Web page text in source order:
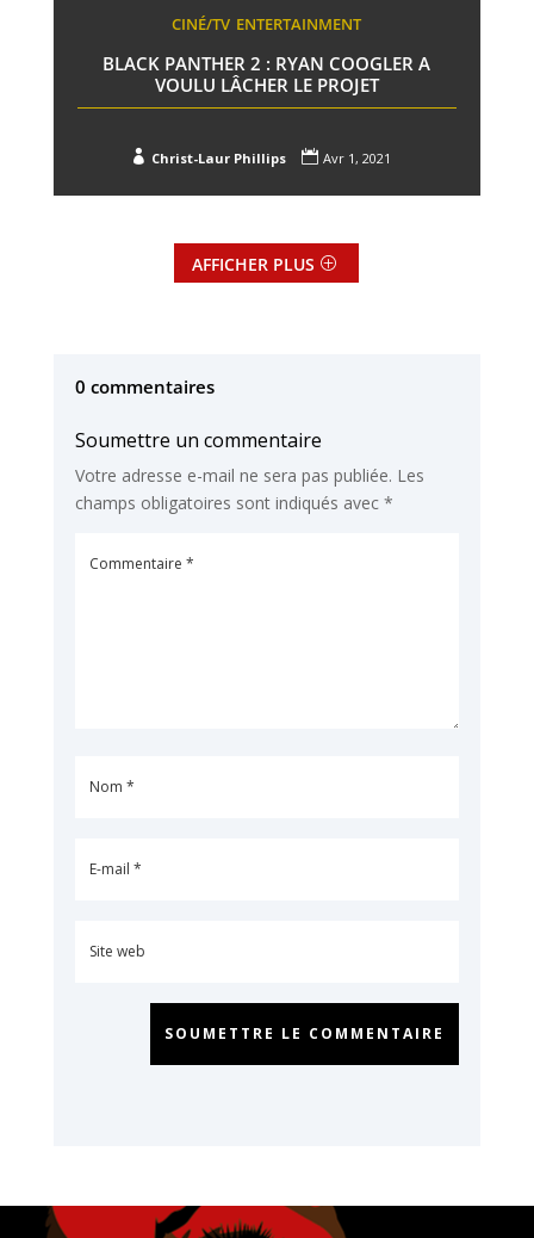
CINÉ/TV ENTERTAINMENT
BLACK PANTHER 2 : RYAN COOGLER A
VOULU LÂCHER LE PROJET
 Christ-Laur Phillips  Avr 1, 2021
AFFICHER PLUS
0 commentaires
Soumettre un commentaire
Votre adresse e-mail ne sera pas publiée. Les
champs obligatoires sont indiqués avec *
SOUMETTRE LE COMMENTAIRE